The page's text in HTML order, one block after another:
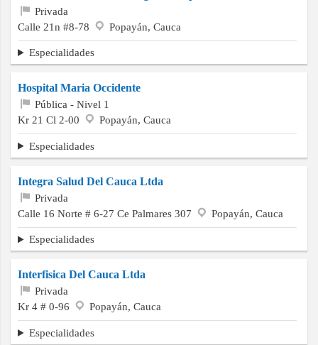
Privada
Calle 21n #8-78
Popayán, Cauca
Especialidades
Hospital Maria Occidente
Pública - Nivel 1
Kr 21 Cl 2-00
Popayán, Cauca
Especialidades
Integra Salud Del Cauca Ltda
Privada
Calle 16 Norte # 6-27 Ce Palmares 307
Popayán, Cauca
Especialidades
Interfisica Del Cauca Ltda
Privada
Kr 4 # 0-96
Popayán, Cauca
Especialidades